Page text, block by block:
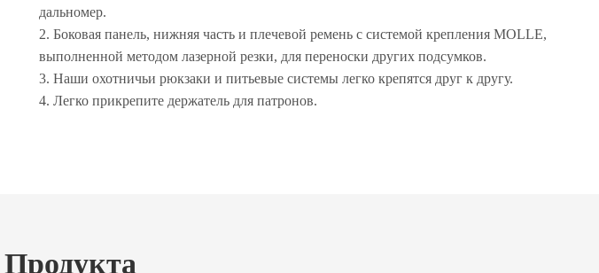
дальномер.
2. Боковая панель, нижняя часть и плечевой ремень с системой крепления MOLLE,
выполненной методом лазерной резки, для переноски других подсумков.
3. Наши охотничьи рюкзаки и питьевые системы легко крепятся друг к другу.
4. Легко прикрепите держатель для патронов.
Продукта